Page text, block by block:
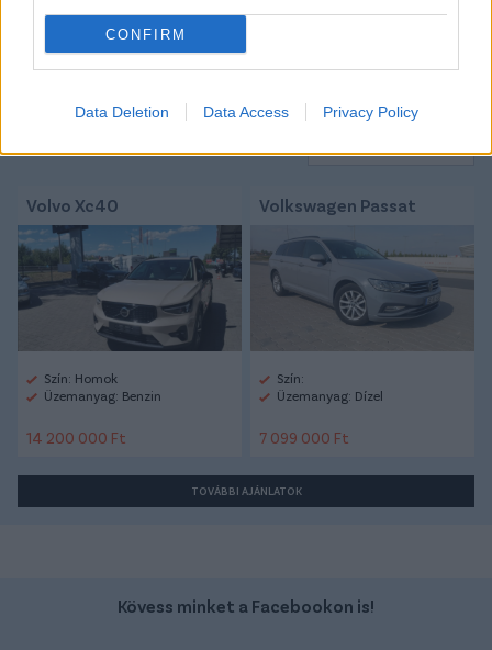
CONFIRM
Data Deletion Data Access Privacy Policy
#DVTK-STADION
#HAPOEL TEL-AVIV
Autópiac
Volvo Xc40
Szín: Homok
Üzemanyag: Benzin
14 200 000 Ft
Volkswagen Passat
Szín:
Üzemanyag: Dízel
7 099 000 Ft
TOVÁBBI AJÁNLATOK
Kövess minket a Facebookon is!